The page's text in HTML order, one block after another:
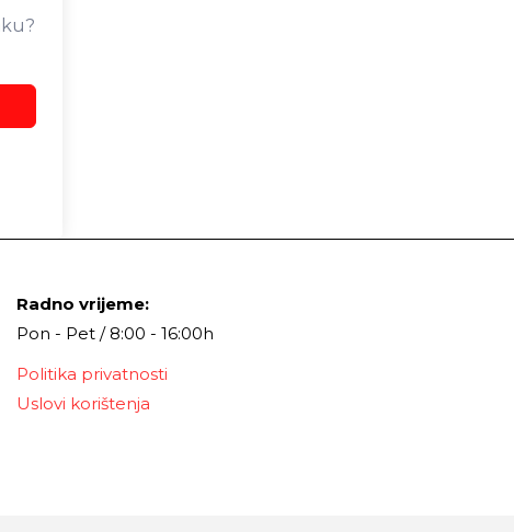
Radno vrijeme:
Pon - Pet / 8:00 - 16:00h
Politika privatnosti
Uslovi korištenja